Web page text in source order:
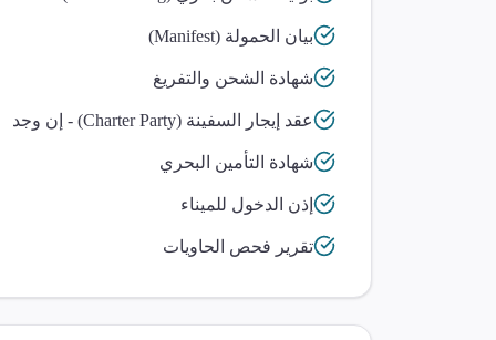
بيان الحمولة (Manifest)
شهادة الشحن والتفريغ
عقد إيجار السفينة (Charter Party) - إن وجد
شهادة التأمين البحري
إذن الدخول للميناء
تقرير فحص الحاويات